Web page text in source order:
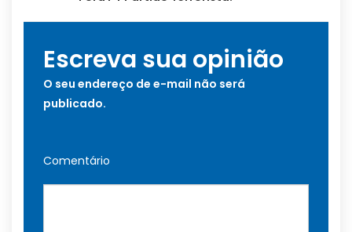
Escreva sua opinião
O seu endereço de e-mail não será
publicado.
Comentário